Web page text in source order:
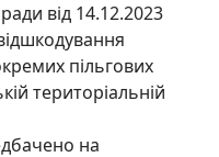
від 14.12.2023
пільгових
територіальній
на